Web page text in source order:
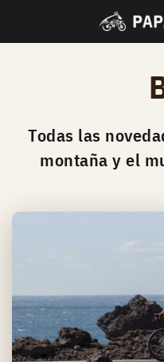
Todas las
montaña y el